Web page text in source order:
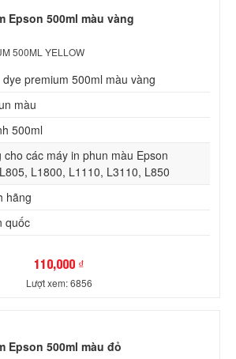
Epson 500ml màu vàng
500ML YELLOW
premium 500ml màu vàng
màu
500ml
cho các máy in phun màu Epson
L1800, L1110, L3110, L850
hãng
quốc
110,000 ₫
Lượt xem: 6856
Epson 500ml màu đỏ